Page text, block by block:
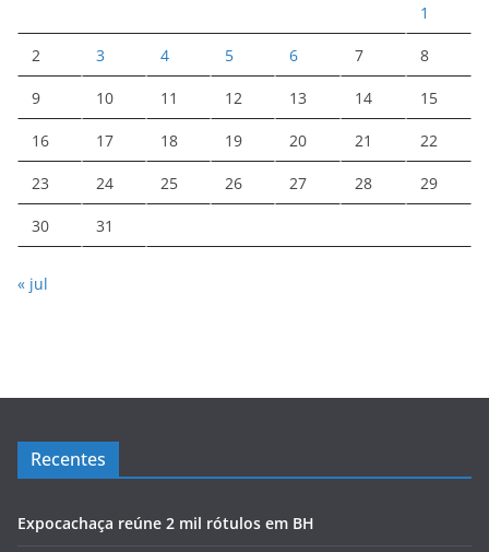
1
2 3 4 5 6 7 8
9 10 11 12 13 14 15
16 17 18 19 20 21 22
23 24 25 26 27 28 29
30 31
« jul
Recentes
Expocachaça reúne 2 mil rótulos em BH